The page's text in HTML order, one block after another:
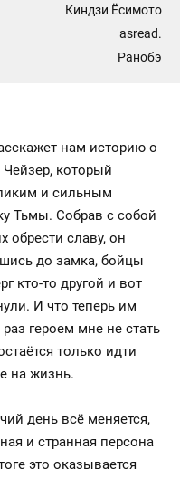
Киндзи Ёсимото
asread.
Ранобэ
нам историю о
который
и сильным
Тьмы. Собрав с собой
славу, он
до замка, бойцы
кто-то другой и вот
И что теперь им
героем мне не стать
только идти
на жизнь.
день всё меняется,
и странная персона
это оказывается